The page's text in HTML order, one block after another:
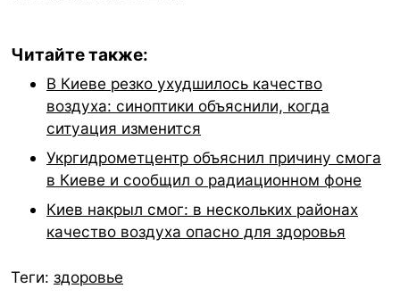
Читайте также:
В Киеве резко ухудшилось качество
воздуха: синоптики объяснили, когда
ситуация изменится
Укргидрометцентр объяснил причину смога
в Киеве и сообщил о радиационном фоне
Киев накрыл смог: в нескольких районах
качество воздуха опасно для здоровья
Теги: здоровье